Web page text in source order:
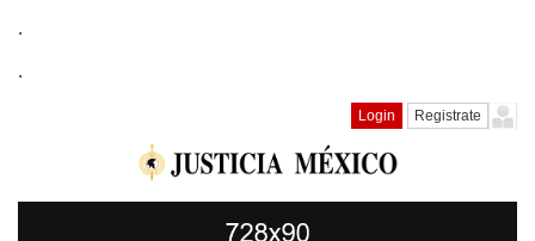
.
.
Login Registrate